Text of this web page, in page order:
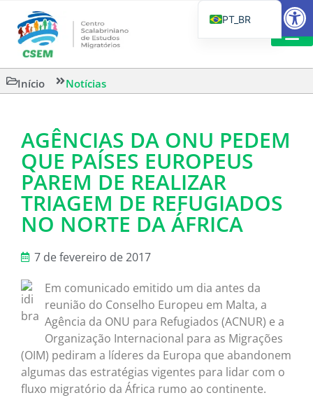
Início Notícias
AGÊNCIAS DA ONU PEDEM
QUE PAÍSES EUROPEUS
PAREM DE REALIZAR
TRIAGEM DE REFUGIADOS
NO NORTE DA ÁFRICA
7 de fevereiro de 2017
Em comunicado emitido um dia antes da
reunião do Conselho Europeu em Malta, a
Agência da ONU para Refugiados (ACNUR) e a
Organização Internacional para as Migrações
(OIM) pediram a líderes da Europa que abandonem
algumas das estratégias vigentes para lidar com o
fluxo migratório da África rumo ao continente.
PT_BR
IT